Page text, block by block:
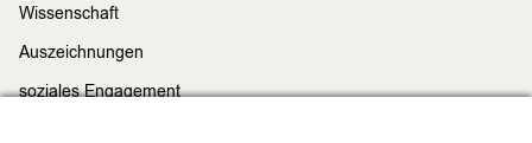
Wissenschaft
Auszeichnungen
soziales Engagement